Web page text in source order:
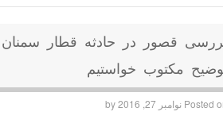
قصور در حادثه قطار سمنان
مکتوب خواستیم
Posted نوامبر 27, 2016 by